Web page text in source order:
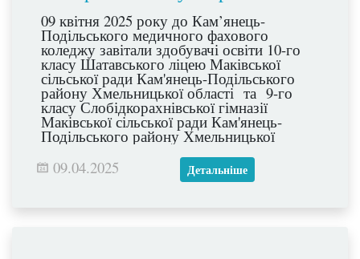
09 квітня 2025 року до Кам’янець-
Подільського медичного фахового
коледжу завітали здобувачі освіти 10-го
класу Шатавського ліцею Маківської
сільської ради Кам'янець-Подільського
району Хмельницької області та 9-го
класу Слобідкорахнівської гімназії
Маківської сільської ради Кам'янець-
Подільського району Хмельницької
області для екскурсії «Обираємо майбутнє
разом».
09.04.2025 Детальніше